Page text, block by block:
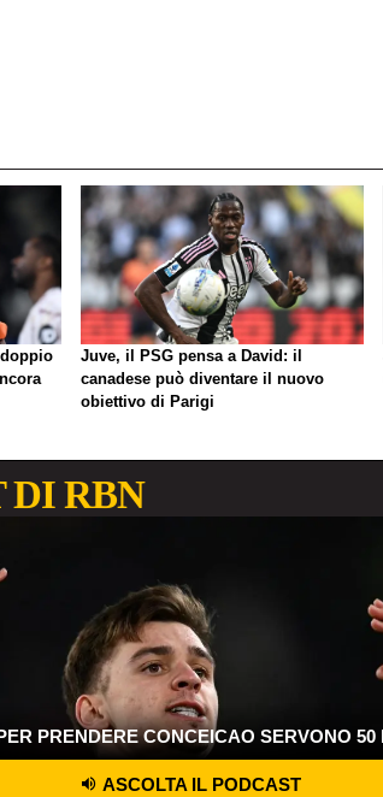
Juve, il PSG pensa a David: il
canadese può diventare il nuovo
obiettivo di Parigi
DI RBN
PRENDERE CONCEICAO SERVONO 50
ASCOLTA IL PODCAST